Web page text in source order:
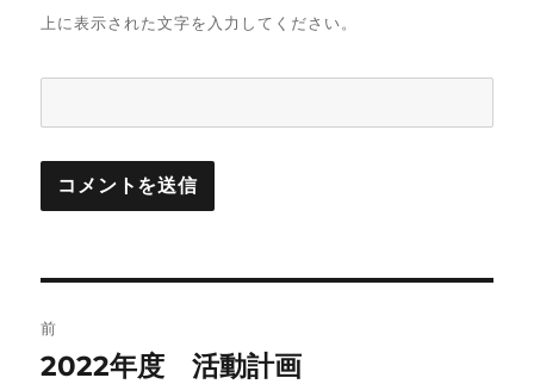
上に表示された文字を入力してください。
稿
前
前
2022年度 活動計画